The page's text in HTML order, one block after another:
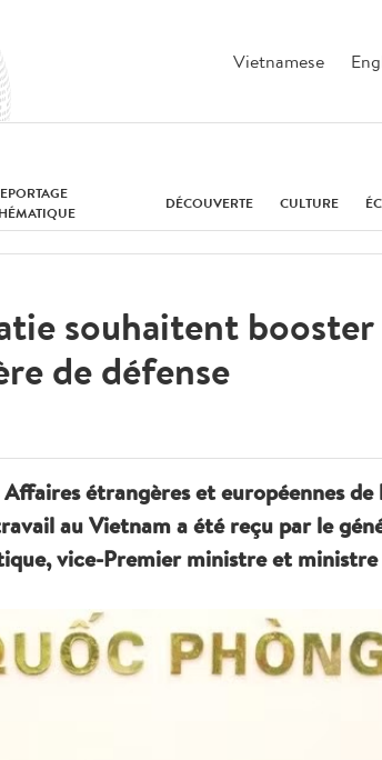
Vietnamese
DÉCOUVERTE CULTURE
souhaitent
de défense
étrangères et européennes de
au Vietnam a été reçu par le
vice-Premier ministre et ministre